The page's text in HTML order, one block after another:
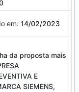
em: 14/02/2023
da proposta mais
E
SIEMENS,